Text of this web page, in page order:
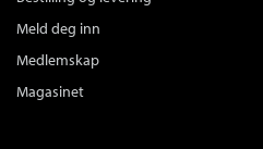
Meld deg inn
Medlemskap
Magasinet